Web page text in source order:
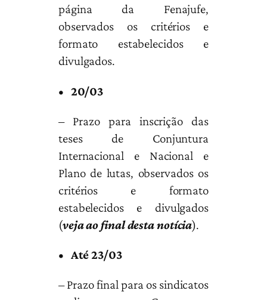
página da Fenajufe,
observados os critérios e
formato estabelecidos e
divulgados.
• 20/03
– Prazo para inscrição das
teses de Conjuntura
Internacional e Nacional e
Plano de lutas, observados os
critérios e formato
estabelecidos e divulgados
(veja ao final desta notícia).
• Até 23/03
– Prazo final para os sindicatos